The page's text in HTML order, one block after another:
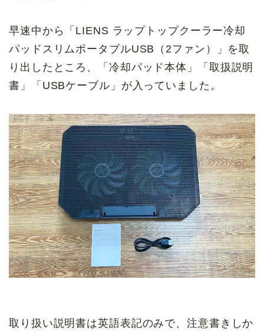
早速中から「LIENS ラップトップクーラー冷却
パッドスリムポータブルUSB（2ファン）
」を取
り出したところ、「冷却パッド本体」「取扱説明
書」「USBケーブル」が入っていました。
取り扱い説明書は英語表記のみで、注意書きしか